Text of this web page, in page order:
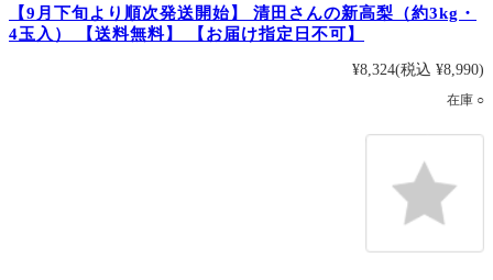
【9月下旬より順次発送開始】 清田さんの新高梨（約3kg・
4玉入） 【送料無料】 【お届け指定日不可】
¥8,324(税込 ¥8,990)
在庫 ○